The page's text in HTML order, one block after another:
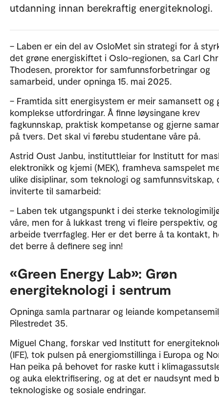
utdanning innan berekraftig energiteknologi.
– Laben er ein del av OsloMet sin strategi for å
det grøne energiskiftet i Oslo-regionen, sa Carl
Thodesen, prorektor for samfunnsforbetringar og
samarbeid, under opninga 15. mai 2025.
– Framtida sitt energisystem er meir samansett og
komplekse utfordringar. Å finne løysingane krev
fagkunnskap, praktisk kompetanse og gjerne
på tvers. Det skal vi førebu studentane våre på.
Astrid Oust Janbu, instituttleiar for Institutt for
elektronikk og kjemi (MEK), framheva samspelet
ulike disiplinar, som teknologi og samfunnsvitskap,
inviterte til samarbeid:
– Laben tek utgangspunkt i dei sterke
våre, men for å lukkast treng vi fleire perspektiv,
arbeide tverrfagleg. Her er det berre å ta kontakt,
det berre å definere seg inn!
«Green Energy Lab»: Grøn
energiteknologi i sentrum
Opninga samla partnarar og leiande
Pilestredet 35.
Miguel Chang, forskar ved Institutt for
(IFE), tok pulsen på energiomstillinga i Europa og
Han peika på behovet for raske kutt i
og auka elektrifisering, og at det er naudsynt med
teknologiske og sosiale endringar.